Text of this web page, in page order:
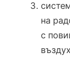
на
с